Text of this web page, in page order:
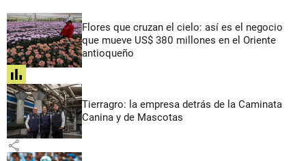
Flores que cruzan el cielo: así es el negocio
que mueve US$ 380 millones en el Oriente
antioqueño
share
Tierragro: la empresa detrás de la Caminata
Canina y de Mascotas
share